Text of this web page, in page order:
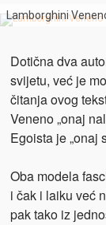
Lamborghini
Dotična dva
svijetu, već je
čitanja ovog
Veneno „onaj
Egoista je „onaj
Oba modela
i čak i laiku već
pak tako iz